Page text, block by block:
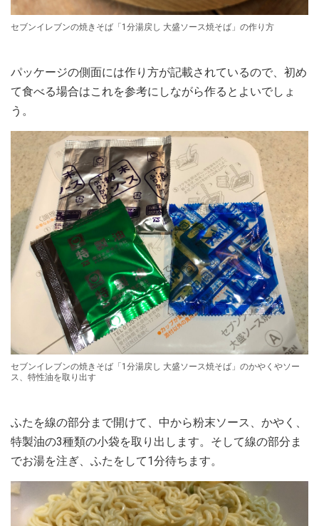
セブンイレブンの焼きそば「1分湯戻し 大盛ソース焼そば」の作り方
パッケージの側面には作り方が記載されているので、初め
て食べる場合はこれを参考にしながら作るとよいでしょ
う。
セブンイレブンの焼きそば「1分湯戻し 大盛ソース焼そば」のかやくやソー
ス、特性油を取り出す
ふたを線の部分まで開けて、中から粉末ソース、かやく、
特製油の3種類の小袋を取り出します。そして線の部分ま
でお湯を注ぎ、ふたをして1分待ちます。